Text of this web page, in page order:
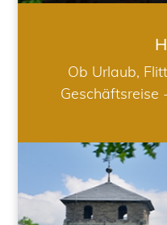
Ob Urlaub,
Geschäftsreise